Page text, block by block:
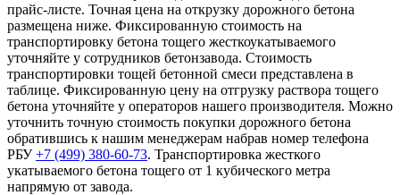
прайс-листе. Точная цена на открузку дорожного бетона
размещена ниже. Фиксированную стоимость на
транспортировку бетона тощего жесткоукатываемого
уточняйте у сотрудников бетонзавода. Стоимость
транспортировки тощей бетонной смеси представлена в
таблице. Фиксированную цену на отгрузку раствора тощего
бетона уточняйте у операторов нашего производителя. Можно
уточнить точную стоимость покупки дорожного бетона
обратившись к нашим менеджерам набрав номер телефона
РБУ+7 (499) 380-60-73. Транспортировка жесткого
укатываемого бетона тощего от 1 кубического метра
напрямую от завода.